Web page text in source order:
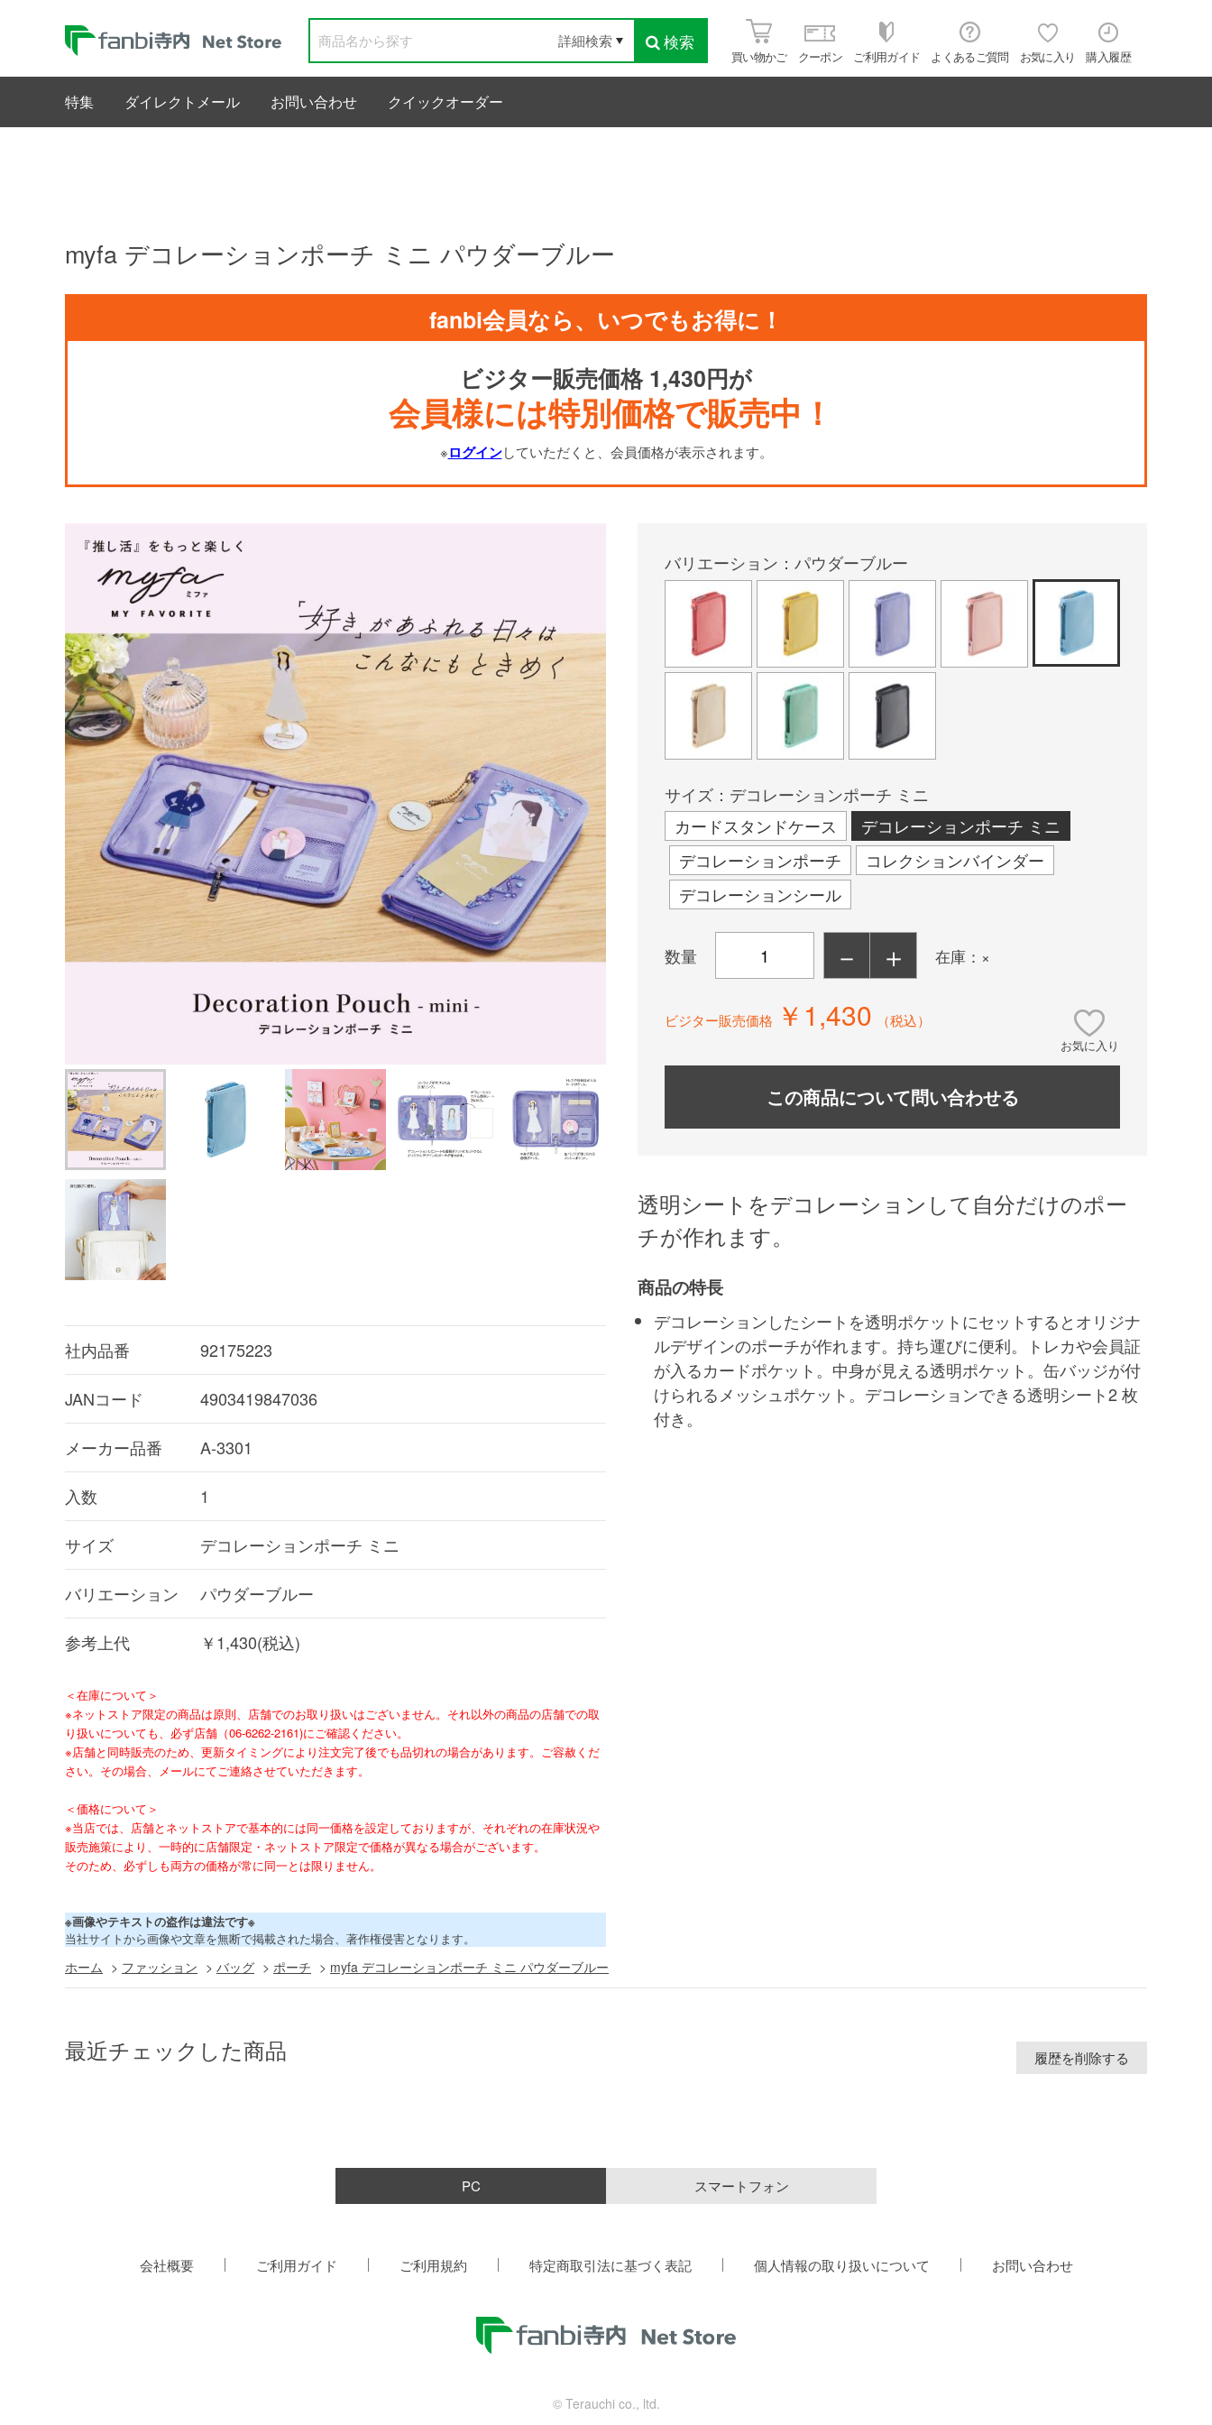
検索
詳細検索
買い物かご クーポン ご利用ガイド よくあるご質問 お気に入り 購入履歴
特集 ダイレクトメール お問い合わせ クイックオーダー
myfa デコレーションポーチ ミニ パウダーブルー
fanbi会員なら、いつでもお得に！
ビジター販売価格 1,430円が
会員様には特別価格で販売中！
※ログインしていただくと、会員価格が表示されます。
社内品番 92175223
JANコード 4903419847036
メーカー品番 A-3301
入数 1
サイズ デコレーションポーチ ミニ
バリエーション パウダーブルー
参考上代 ￥1,430(税込)
＜在庫について＞
※ネットストア限定の商品は原則、店舗でのお取り扱いはございません。それ以外の商品の店舗での取
り扱いについても、必ず店舗（06-6262-2161)にご確認ください。
※店舗と同時販売のため、更新タイミングにより注文完了後でも品切れの場合があります。ご容赦くだ
さい。その場合、メールにてご連絡させていただきます。
＜価格について＞
※当店では、店舗とネットストアで基本的には同一価格を設定しておりますが、それぞれの在庫状況や
販売施策により、一時的に店舗限定・ネットストア限定で価格が異なる場合がございます。
そのため、必ずしも両方の価格が常に同一とは限りません。
※画像やテキストの盗作は違法です※
当社サイトから画像や文章を無断で掲載された場合、著作権侵害となります。
バリエーション：パウダーブルー
サイズ：デコレーションポーチ ミニ
カードスタンドケース
デコレーションポーチ ミニ
デコレーションポーチ
コレクションバインダー
デコレーションシール
数量 － ＋ 在庫：×
ビジター販売価格 ￥1,430 （税込）
お気に入り
この商品について問い合わせる
透明シートをデコレーションして自分だけのポー
チが作れます。
商品の特長
デコレーションしたシートを透明ポケットにセットするとオリジナ
ルデザインのポーチが作れます。持ち運びに便利。トレカや会員証
が入るカードポケット。中身が見える透明ポケット。缶バッジが付
けられるメッシュポケット。デコレーションできる透明シート2 枚
付き。
ホーム > ファッション > バッグ > ポーチ > myfa デコレーションポーチ ミニ パウダーブルー
最近チェックした商品 履歴を削除する
PC スマートフォン
会社概要 ご利用ガイド ご利用規約 特定商取引法に基づく表記 個人情報の取り扱いについて お問い合わせ
© Terauchi co., ltd.